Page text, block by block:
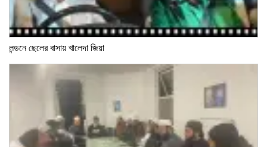
লন্ডনে ছেলের বাসায় খালেদা জিয়া